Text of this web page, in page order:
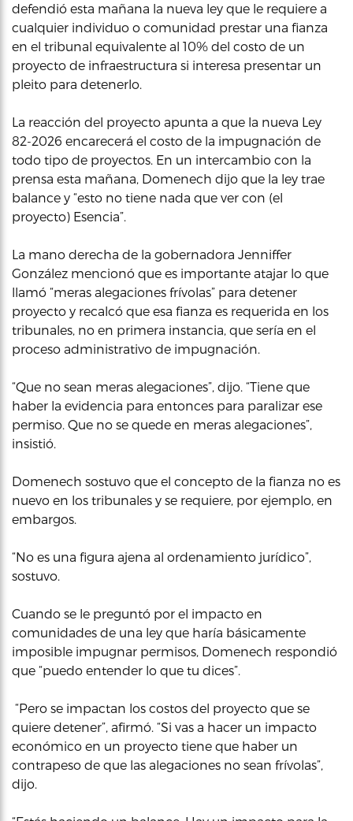
defendió esta mañana la nueva ley que le requiere a
cualquier individuo o comunidad prestar una fianza
en el tribunal equivalente al 10% del costo de un
proyecto de infraestructura si interesa presentar un
pleito para detenerlo.
La reacción del proyecto apunta a que la nueva Ley
82-2026 encarecerá el costo de la impugnación de
todo tipo de proyectos. En un intercambio con la
prensa esta mañana, Domenech dijo que la ley trae
balance y “esto no tiene nada que ver con (el
proyecto) Esencia”.
La mano derecha de la gobernadora Jenniffer
González mencionó que es importante atajar lo que
llamó “meras alegaciones frívolas” para detener
proyecto y recalcó que esa fianza es requerida en los
tribunales, no en primera instancia, que sería en el
proceso administrativo de impugnación.
“Que no sean meras alegaciones”, dijo. “Tiene que
haber la evidencia para entonces para paralizar ese
permiso. Que no se quede en meras alegaciones”,
insistió.
Domenech sostuvo que el concepto de la fianza no es
nuevo en los tribunales y se requiere, por ejemplo, en
embargos.
“No es una figura ajena al ordenamiento jurídico”,
sostuvo.
Cuando se le preguntó por el impacto en
comunidades de una ley que haría básicamente
imposible impugnar permisos, Domenech respondió
que “puedo entender lo que tu dices”.
“Pero se impactan los costos del proyecto que se
quiere detener”, afirmó. “Si vas a hacer un impacto
económico en un proyecto tiene que haber un
contrapeso de que las alegaciones no sean frívolas”,
dijo.